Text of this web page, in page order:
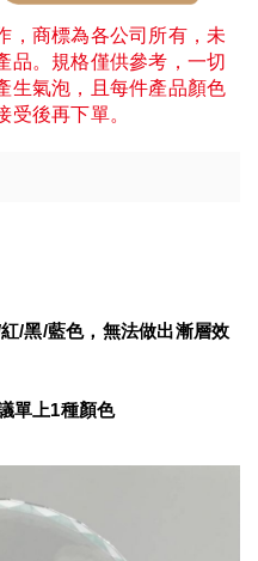
，商標為各公司所有，未
品。規格僅供參考，一切
生氣泡，且每件產品顏色
受後再下單。
黑/藍色，無法做出漸層效
單上1種顏色